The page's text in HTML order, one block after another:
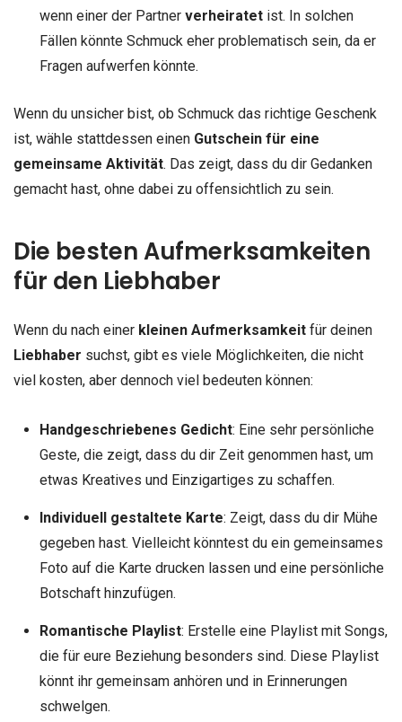
wenn einer der Partner verheiratetist. In solchen
Fällen könnte Schmuck eher problematisch sein, da er
Fragen aufwerfen könnte.
Wenn du unsicher bist, ob Schmuck das richtige Geschenk
ist, wähle stattdessen einen Gutschein für eine
gemeinsame Aktivität. Das zeigt, dass du dir Gedanken
gemacht hast, ohne dabei zu offensichtlich zu sein.
Die besten Aufmerksamkeiten
für den Liebhaber
Wenn du nach einer kleinen Aufmerksamkeit für deinen
Liebhaber suchst, gibt es viele Möglichkeiten, die nicht
viel kosten, aber dennoch viel bedeuten können:
Handgeschriebenes Gedicht: Eine sehr persönliche
Geste, die zeigt, dass du dir Zeit genommen hast, um
etwas Kreatives und Einzigartiges zu schaffen.
Individuell gestaltete Karte: Zeigt, dass du dir Mühe
gegeben hast. Vielleicht könntest du ein gemeinsames
Foto auf die Karte drucken lassen und eine persönliche
Botschaft hinzufügen.
Romantische Playlist: Erstelle eine Playlist mit Songs,
die für eure Beziehung besonders sind. Diese Playlist
könnt ihr gemeinsam anhören und in Erinnerungen
schwelgen.